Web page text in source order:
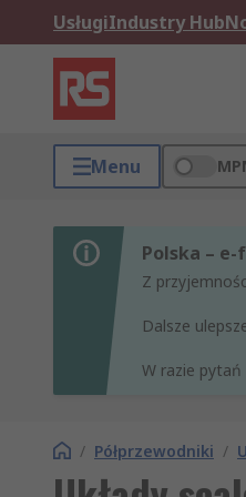
UsługiIndustry Hub
Menu
Polska –
Z
Dalsze
W razie pytań
/ Półprzewodniki /